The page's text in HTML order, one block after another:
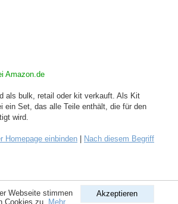
Amazon.de
als bulk, retail oder kit verkauft. Als Kit
ein Set, das alle Teile enthält, die für den
wird.
Homepage einbinden
Nach diesem Begriff
Akzeptieren
Webseite stimmen
Cookies zu.
Mehr
| All rights reserved.